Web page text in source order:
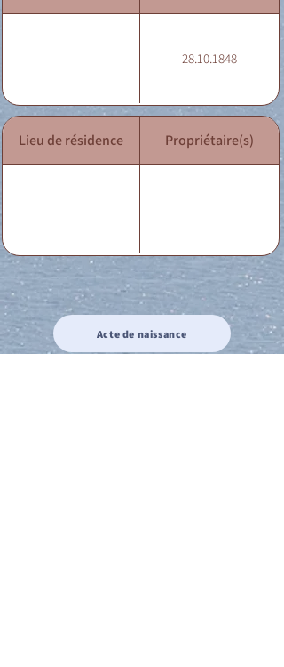
28.10.1848
Lieu de résidence Propriétaire(s)
Acte de naissance